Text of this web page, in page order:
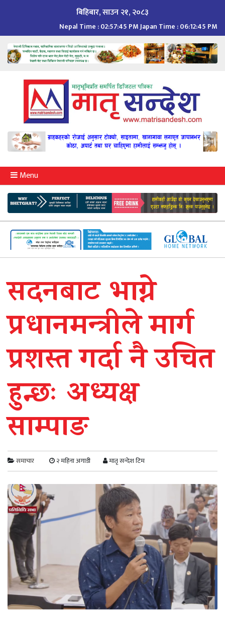
बिहिबार, साउन २१, २०८३
Nepal Time :02:57:46 PMJapan Time :06:12:46 PM
Menu
सदनबाट भाग्ने
प्रधानमन्त्रीले मार्ग
प्रशस्त गर्दा नै उचित
हुन्छः अध्यक्ष
साम्पाङ
समाचार २ महिना अगाडी मातृ सन्देश टिम